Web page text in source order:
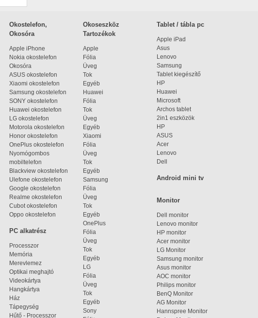
Okostelefon,
Okosóra
Apple iPhone
Nokia okostelefon
Okosóra
ASUS okostelefon
Xiaomi okostelefon
Samsung okostelefon
SONY okostelefon
Huawei okostelefon
LG okostelefon
Motorola okostelefon
Honor okostelefon
OnePlus okostelefon
Nyomógombos
mobiltelefon
Blackview okostelefon
Ulefone okostelefon
Google okostelefon
Realme okostelefon
Cubot okostelefon
Oppo okostelefon
Okoseszköz
Tartozékok
Apple
Fólia
Üveg
Tok
Egyéb
Huawei
Fólia
Tok
Üveg
Egyéb
Xiaomi
Fólia
Üveg
Tok
Egyéb
Samsung
Fólia
Üveg
Tok
Egyéb
OnePlus
Fólia
Üveg
Tok
Egyéb
LG
Fólia
Üveg
Tok
Egyéb
Sony
Tablet / tábla pc
Apple iPad
Asus
Lenovo
Samsung
Tablet kiegészítő
HP
Huawei
Microsoft
Archos tablet
2in1 eszközök
HP
ASUS
Acer
Lenovo
Dell
Android mini tv
Monitor
Dell monitor
Lenovo monitor
HP monitor
Acer monitor
LG Monitor
Samsung monitor
Asus monitor
AOC monitor
Philips monitor
BenQ Monitor
AG Monitor
Hannspree Monitor
PC alkatrész
Processzor
Memória
Merevlemez
Optikai meghajtó
Videokártya
Hangkártya
Ház
Tápegység
Hűtő - Processzor